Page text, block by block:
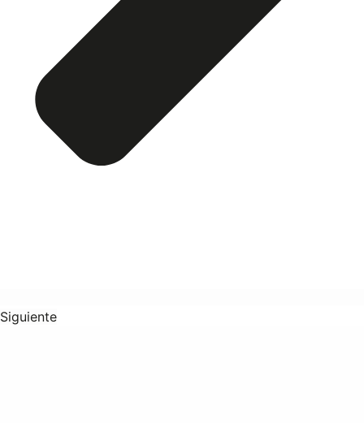
Siguiente